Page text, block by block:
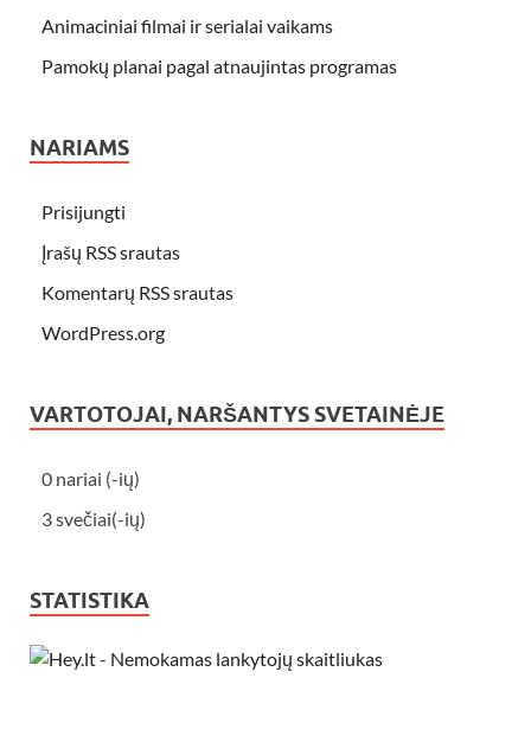
Animaciniai filmai ir serialai vaikams
Pamokų planai pagal atnaujintas programas
NARIAMS
Prisijungti
Įrašų RSS srautas
Komentarų RSS srautas
WordPress.org
VARTOTOJAI, NARŠANTYS SVETAINĖJE
0 nariai (-ių)
3 svečiai(-ių)
STATISTIKA